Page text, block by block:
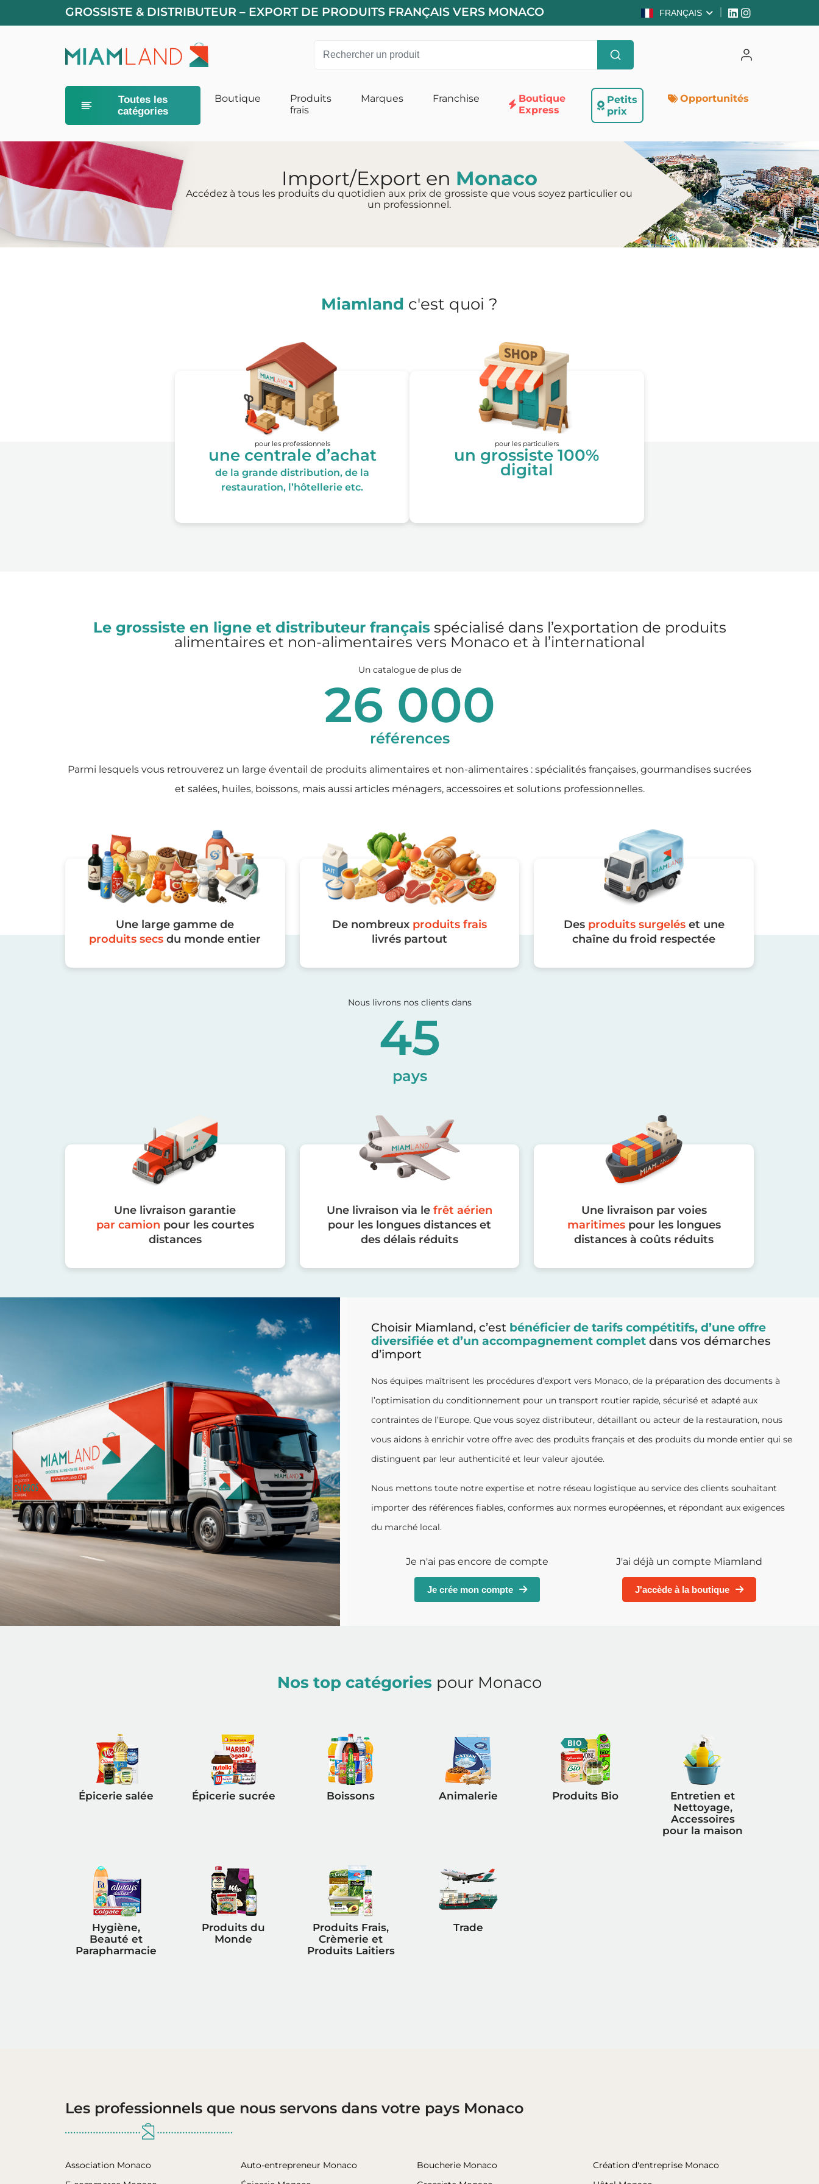
GROSSISTE & DISTRIBUTEUR – EXPORT DE PRODUITS FRANÇAIS VERS MONACO FRANÇAIS
Toutes les
catégories
Litières pour Chat Accessoires
Boutique
Produits
frais
Marques Franchise
Boutique
Express
Petits
prix
Opportunités
Import/Export en Monaco
Accédez à tous les produits du quotidien aux prix de grossiste que vous soyez particulier ou
un professionnel.
Miamland c'est quoi ?
pour les professionnels
une centrale d’achat
de la grande distribution, de la
restauration, l’hôtellerie etc.
pour les particuliers
un grossiste 100%
digital
Le grossiste en ligne et distributeur français spécialisé dans l’exportation de produits
alimentaires et non-alimentaires vers Monaco et à l’international
Un catalogue de plus de
26 000
références
Parmi lesquels vous retrouverez un large éventail de produits alimentaires et non-alimentaires : spécialités françaises, gourmandises sucrées
et salées, huiles, boissons, mais aussi articles ménagers, accessoires et solutions professionnelles.
Une large gamme de
produits secs du monde entier
De nombreux produits frais
livrés partout
Des produits surgeléset une
chaîne du froid respectée
Nous livrons nos clients dans
45
pays
Une livraison garantie
par camion pour les courtes
distances
Une livraison via le frêt aérien
pour les longues distances et
des délais réduits
Une livraison par voies
maritimespour les longues
distances à coûts réduits
Choisir Miamland, c’est bénéficier de tarifs compétitifs, d’une offre
diversifiée et d’un accompagnement completdans vos démarches
d’import
Nos équipes maîtrisent les procédures d’export vers Monaco, de la préparation des documents à
l’optimisation du conditionnement pour un transport routier rapide, sécurisé et adapté aux
contraintes de l’Europe. Que vous soyez distributeur, détaillant ou acteur de la restauration, nous
vous aidons à enrichir votre offre avec des produits français et des produits du monde entier qui se
distinguent par leur authenticité et leur valeur ajoutée.
Nous mettons toute notre expertise et notre réseau logistique au service des clients souhaitant
importer des références fiables, conformes aux normes européennes, et répondant aux exigences
du marché local.
Je n'ai pas encore de compte
Je crée mon compte
J'ai déjà un compte Miamland
J'accède à la boutique
Nos top catégories pour Monaco
Épicerie salée Épicerie sucrée Boissons Animalerie Produits Bio
Entretien et
Nettoyage,
Accessoires
pour la maison
Hygiène,
Beauté et
Parapharmacie
Produits du
Monde
Produits Frais,
Crèmerie et
Produits Laitiers
Trade
Les professionnels que nous servons dans votre pays Monaco
Association Monaco Auto-entrepreneur Monaco Boucherie Monaco
Création d'entreprise Monaco